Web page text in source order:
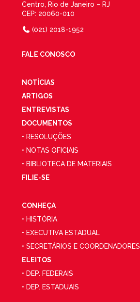
Centro, Rio de Janeiro – RJ
CEP: 20060-010
(021) 2018-1952
FALE CONOSCO
NOTÍCIAS
ARTIGOS
ENTREVISTAS
DOCUMENTOS
• RESOLUÇÕES
• NOTAS OFICIAIS
• BIBLIOTECA DE MATERIAIS
FILIE-SE
CONHEÇA
• HISTÓRIA
• EXECUTIVA ESTADUAL
• SECRETÁRIOS E COORDENADORES
ELEITOS
• DEP. FEDERAIS
• DEP. ESTADUAIS